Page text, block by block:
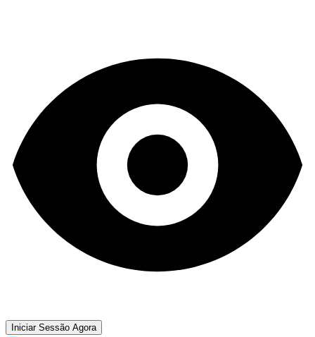
Iniciar Sessão Agora